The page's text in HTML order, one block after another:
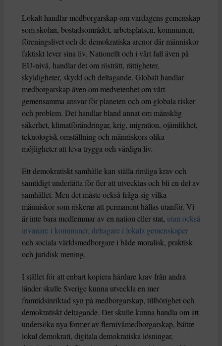
Lokalt handlar medborgarskap om vardagens gemenskap
som skolan, bostadsområdet, arbetsplatsen, kommunen,
föreningslivet och de demokratiska arenor där människor
faktiskt lever sina liv. Nationellt och i vårt fall även på
EU-nivå, handlar det om rösträtt, rättigheter,
skyldigheter, skydd och deltagande. Globalt handlar
medborgarskap även om medvetenhet om vårt
gemensamma ansvar för planeten och om globala risker
och problem. Det handlar bland annat om mänsklig
säkerhet, klimatförändringar, krig, migration, ojämlikhet,
teknologisk omställning och människors olika
möjligheter att leva trygga och värdiga liv.
Ett demokratiskt samhälle kan ställa rimliga krav och
samtidigt underlätta för fler att utvecklas och bli en del av
samhället. Men det måste också fråga sig vilka
människor som riskerar att permanent hållas utanför. Vi
är inte bara medlemmar av en nation eller stat, utan också
invånare i kommuner, deltagare i lokala gemenskaper
och sociala världsmedborgare i både moralisk, praktisk
och juridisk mening.
I stället för att enbart kopiera hårdare krav från andra
länder skulle Sverige kunna utveckla en mer
framtidsinriktad syn på medborgarskap, tillhörighet och
demokratiskt deltagande. Det skulle kunna handla om att
undersöka nya former av flernivåmedborgarskap, bättre
lokal demokrati, digitala demokratiska lösningar,